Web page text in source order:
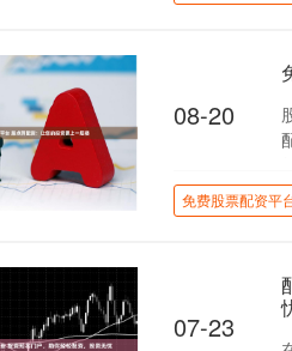
08-20
免费股票配资平
07-23